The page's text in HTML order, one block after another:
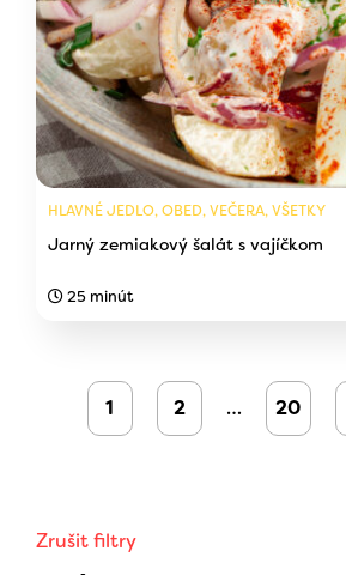
Zrušit filtry
HLAVNÉ JEDLO, OBED, VEČERA, VŠETKY
Jarný zemiakový šalát s vajíčkom
25 minút
1 2 … 20